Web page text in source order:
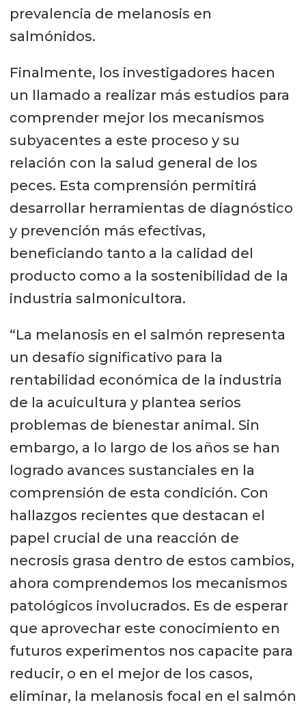
prevalencia de melanosis en
salmónidos.
Finalmente, los investigadores hacen
un llamado a realizar más estudios para
comprender mejor los mecanismos
subyacentes a este proceso y su
relación con la salud general de los
peces. Esta comprensión permitirá
desarrollar herramientas de diagnóstico
y prevención más efectivas,
beneficiando tanto a la calidad del
producto como a la sostenibilidad de la
industria salmonicultora.
“La melanosis en el salmón representa
un desafío significativo para la
rentabilidad económica de la industria
de la acuicultura y plantea serios
problemas de bienestar animal. Sin
embargo, a lo largo de los años se han
logrado avances sustanciales en la
comprensión de esta condición. Con
hallazgos recientes que destacan el
papel crucial de una reacción de
necrosis grasa dentro de estos cambios,
ahora comprendemos los mecanismos
patológicos involucrados. Es de esperar
que aprovechar este conocimiento en
futuros experimentos nos capacite para
reducir, o en el mejor de los casos,
eliminar, la melanosis focal en el salmón